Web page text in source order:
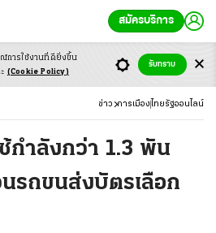
สมัครบริการ
ข่าว การเมือง ไทยรัฐออนไลน์
กำลังกว่า 1.3 พัน
รถขนส่งบัตรเลือก
การใช้งานที่ดียิ่งขึ้น
(Cookie Policy)
รับทราบ